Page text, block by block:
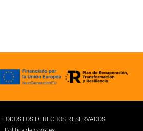
LOS DERECHOS RESERVADOS